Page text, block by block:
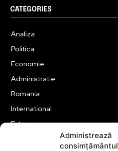
Administrează
consimțământul
CATEGORIES
Analiza
Politica
Economie
Administratie
Romania
International
Externe